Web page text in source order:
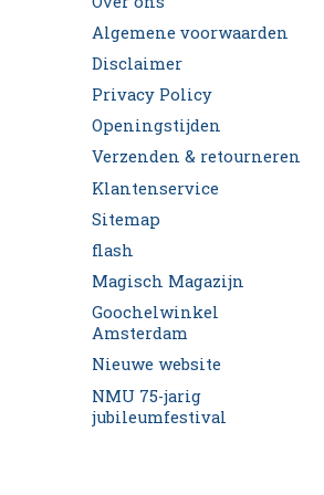
Algemene voorwaarden
Disclaimer
Privacy Policy
Openingstijden
Verzenden & retourneren
Klantenservice
Sitemap
flash
Magisch Magazijn
Goochelwinkel
Amsterdam
Nieuwe website
NMU 75-jarig
jubileumfestival